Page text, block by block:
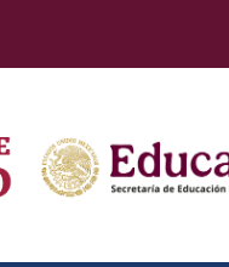
api/article.rb